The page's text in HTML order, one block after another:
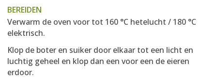
BEREIDEN
Verwarm de oven voor tot 160 °C hetelucht / 180 °C
elektrisch.
Klop de boter en suiker door elkaar tot een licht en
luchtig geheel en klop dan een voor een de eieren
erdoor.